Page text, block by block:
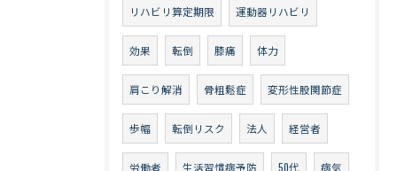
リハビリ算定期限 運動器リハビリ
効果 転倒 膝痛 体力
肩こり解消 骨粗鬆症 変形性股関節症
歩幅 転倒リスク 法人 経営者
労働者 生活習慣病予防 50代 病気